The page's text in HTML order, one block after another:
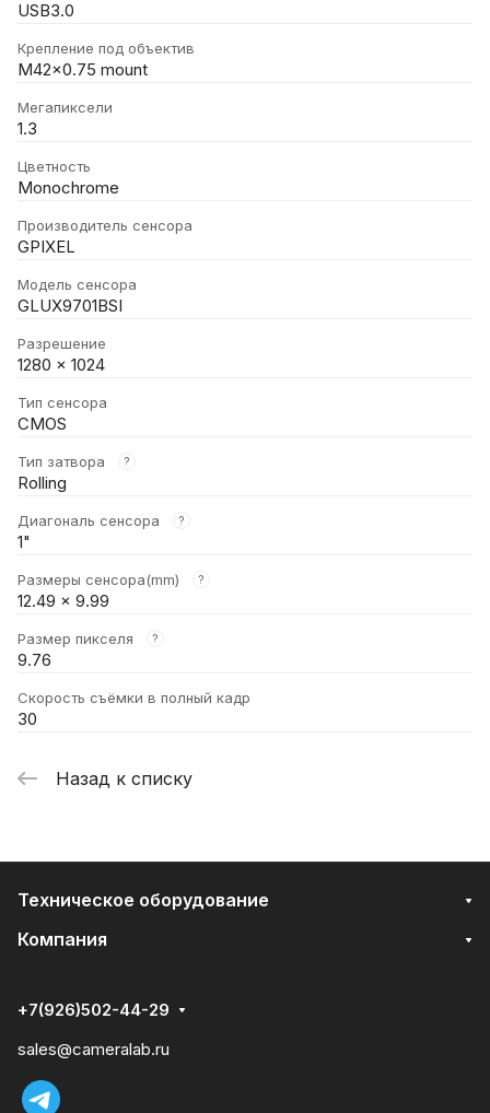
USB3.0
Крепление под объектив
M42×0.75 mount
Мегапиксели
1.3
Цветность
Monochrome
Производитель сенсора
GPIXEL
Модель сенсора
GLUX9701BSI
Разрешение
1280 × 1024
Тип сенсора
CMOS
Тип затвора ?
Rolling
Диагональ сенсора ?
1"
Размеры сенсора(mm) ?
12.49 × 9.99
Размер пикселя ?
9.76
Скорость съёмки в полный кадр
30
Назад к списку
Техническое оборудование
Компания
+7(926)502-44-29
sales@cameralab.ru